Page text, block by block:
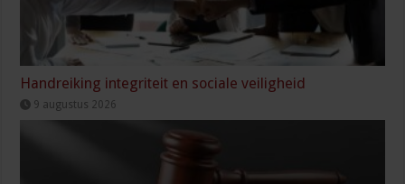
Handreiking integriteit en sociale veiligheid
9 augustus 2026